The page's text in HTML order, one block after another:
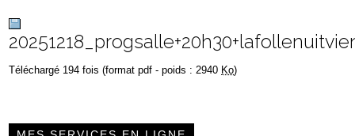
Téléchargé 194 fois (format pdf - poids : 2940 Ko)